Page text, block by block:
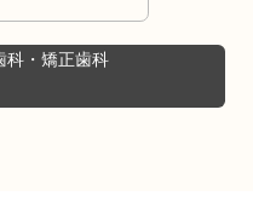
科・矯正歯科